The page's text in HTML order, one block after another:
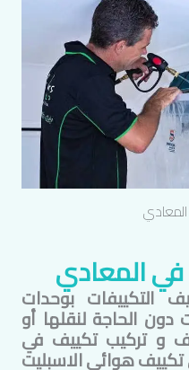
المعادي
فيالمعادي
التكييفات بوحدات
دون الحاجة لنقلها أو
و تركيب تكييف في
هوائي الاسبليت